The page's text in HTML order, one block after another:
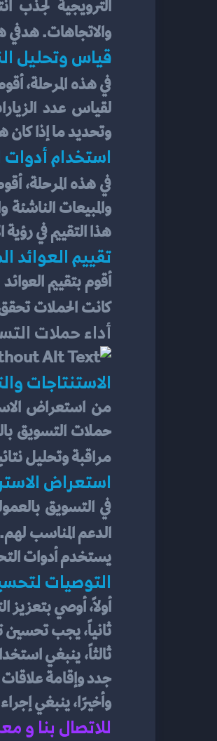
والاتجاهات. هدفي
قياس وتحليل
في هذه المرحلة،
وتحديد ما إذا
استخدام أدوات
في هذه المرحلة،
هذا التقييم في
تقييم العوائد
كانت الحملات
أداء حملات
الاستنتاجات
مراقبة وتحليل
استعراض
الدعم المناسب
يستخدم أدوات
التوصيات
أولاً، أوصي بتعزيز
ثانياً، يجب
جدد وإقامة
وأخيرًا، ينبغي
للاتصال بنا و